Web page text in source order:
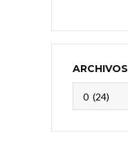
ARCHIVOS